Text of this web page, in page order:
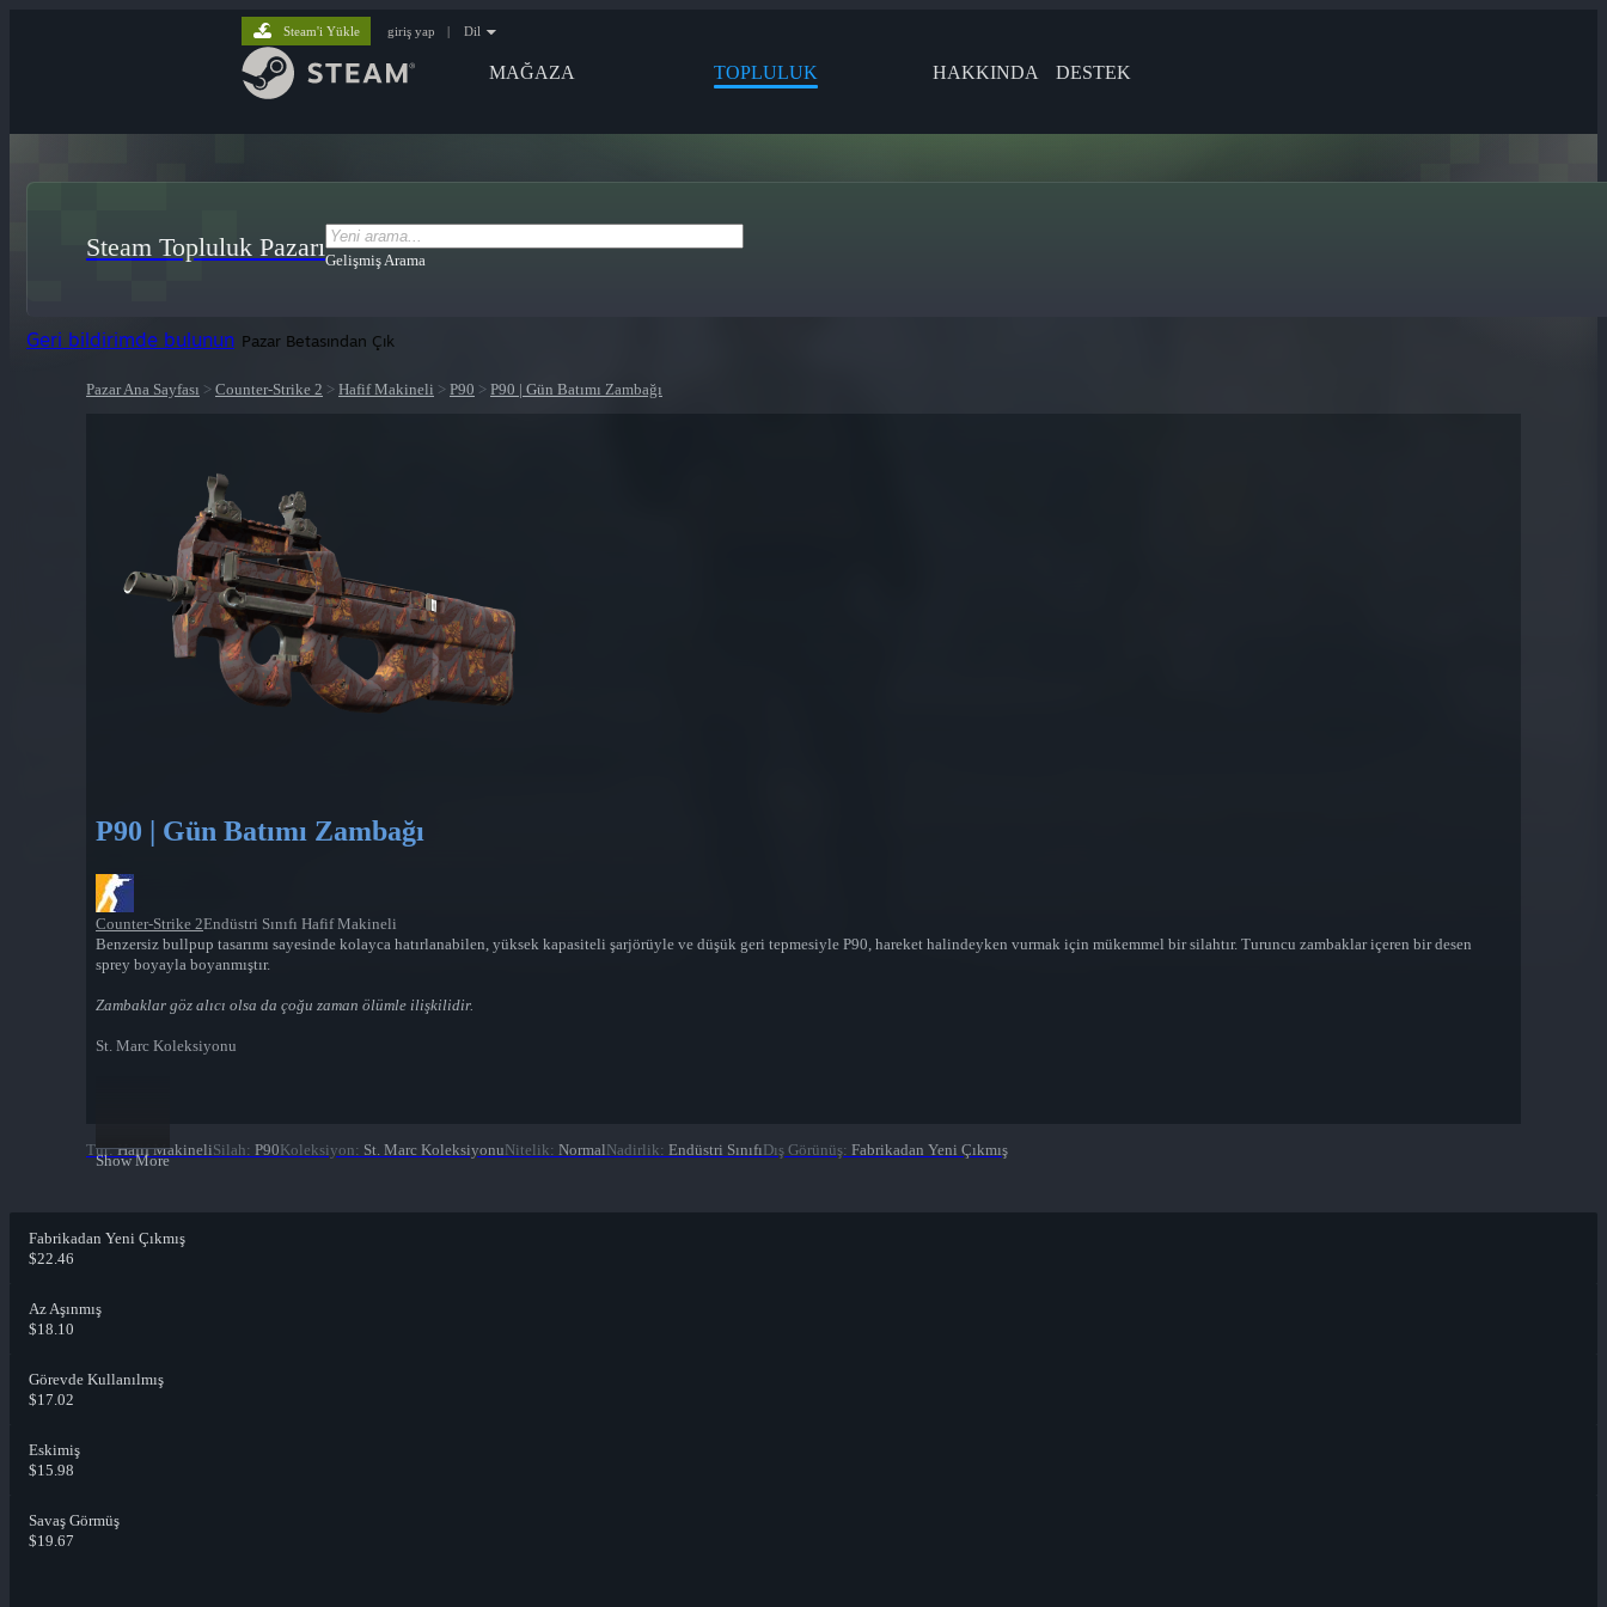
MAĞAZA TOPLULUK HAKKINDA DESTEK
Steam'i Yükle giriş yap | Dil
Steam Topluluk PazarıGelişmiş Arama
Geri bildirimde bulunun Pazar Betasından Çık
Pazar Ana Sayfası > Counter-Strike 2 > Hafif Makineli > P90 > P90 | Gün Batımı Zambağı
P90 | Gün Batımı Zambağı
Counter-Strike 2Endüstri Sınıfı Hafif Makineli
Benzersiz bullpup tasarımı sayesinde kolayca hatırlanabilen, yüksek kapasiteli şarjörüyle ve düşük geri tepmesiyle P90, hareket halindeyken vurmak için mükemmel bir silahtır. Turuncu zambaklar içeren bir desen
sprey boyayla boyanmıştır.
Zambaklar göz alıcı olsa da çoğu zaman ölümle ilişkilidir.
St. Marc Koleksiyonu
Show More
Tür: Hafif MakineliSilah: P90Koleksiyon: St. Marc KoleksiyonuNitelik: NormalNadirlik: Endüstri SınıfıDış Görünüş: Fabrikadan Yeni Çıkmış
Fabrikadan Yeni Çıkmış
$22.46
Az Aşınmış
$18.10
Görevde Kullanılmış
$17.02
Eskimiş
$15.98
Savaş Görmüş
$19.67